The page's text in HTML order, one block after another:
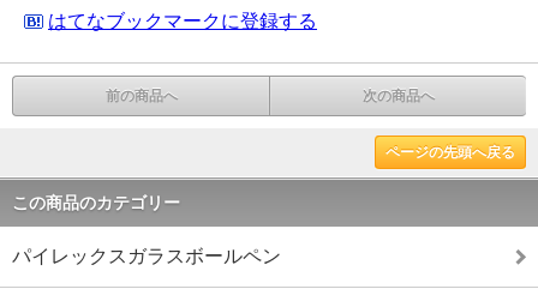
はてなブックマークに登録する
前の商品へ 次の商品へ
ページの先頭へ戻る
この商品のカテゴリー
パイレックスガラスボールペン